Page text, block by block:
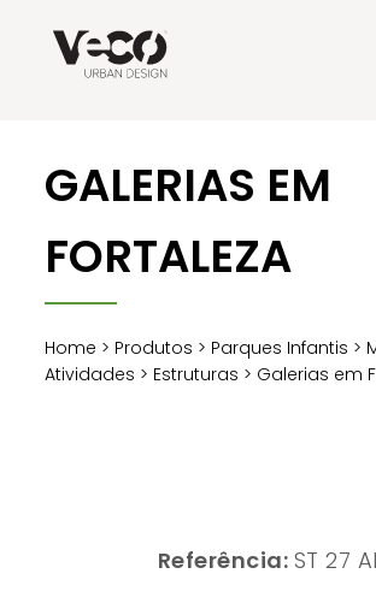
GALERIAS EM
FORTALEZA
Home > Produtos > Parques Infantis >
Atividades > Estruturas > Galerias em
Referência: ST 27